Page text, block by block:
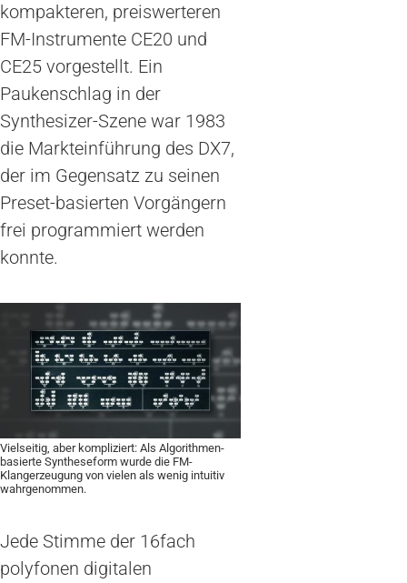
kompakteren, preiswerteren
FM-Instrumente CE20 und
CE25 vorgestellt. Ein
Paukenschlag in der
Synthesizer-Szene war 1983
die Markteinführung des DX7,
der im Gegensatz zu seinen
Preset-basierten Vorgängern
frei programmiert werden
konnte.
Vielseitig, aber kompliziert: Als Algorithmen-
basierte Syntheseform wurde die FM-
Klangerzeugung von vielen als wenig intuitiv
wahrgenommen.
Jede Stimme der 16fach
polyfonen digitalen